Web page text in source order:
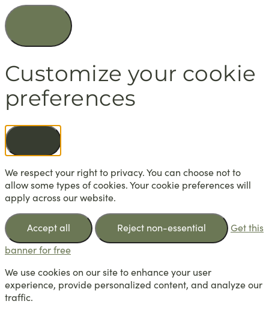
Customize your cookie
preferences
We respect your right to privacy. You can choose not to
allow some types of cookies. Your cookie preferences will
apply across our website.
Accept all Reject non-essential
Get this
banner for free
We use cookies on our site to enhance your user
experience, provide personalized content, and analyze our
traffic.